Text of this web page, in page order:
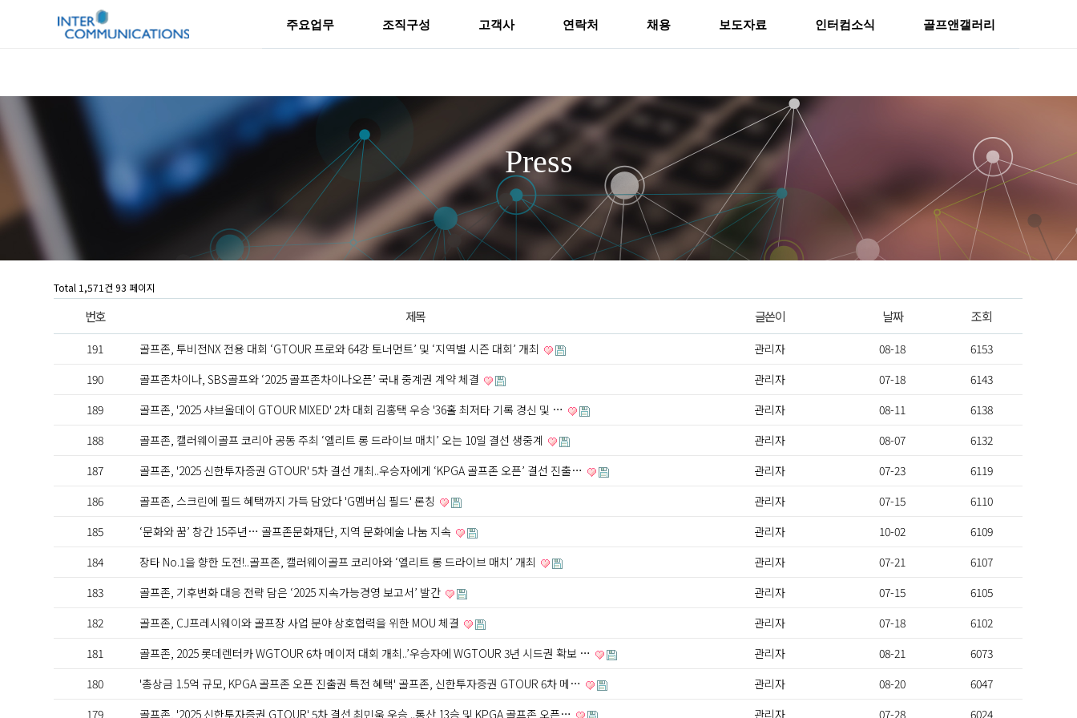
주요업무 조직구성 고객사 연락처 채용 보도자료 인터컴소식 골프앤갤러리
Press
Total 1,571건 93 페이지
번호 제목 글쓴이 날짜 조회
191 골프존, 투비전NX 전용 대회 ‘GTOUR 프로와 64강 토너먼트’ 및 ‘지역별 시즌 대회’ 개최 관리자 08-18
6153
190
골프존차이나, SBS골프와 ‘2025 골프존차이나오픈’ 국내 중계권 계약 체결 관리자 07-18
6143
189
골프존, '2025 샤브올데이 GTOUR MIXED' 2차 대회 김홍택 우승 '36홀 최저타 기록 경신 및 … 관리자 08-11
6138
188
골프존, 캘러웨이골프 코리아 공동 주최 ‘엘리트 롱 드라이브 매치’ 오는 10일 결선 생중계 관리자 08-07
6132
187
골프존, '2025 신한투자증권 GTOUR' 5차 결선 개최..우승자에게 ‘KPGA 골프존 오픈’ 결선 진출… 관리자 07-23
6119
186
골프존, 스크린에 필드 혜택까지 가득 담았다 'G멤버십 필드' 론칭 관리자 07-15
6110
185
‘문화와 꿈’ 창간 15주년… 골프존문화재단, 지역 문화예술 나눔 지속 관리자 10-02
6109
184
장타 No.1을 향한 도전!..골프존, 캘러웨이골프 코리아와 ‘엘리트 롱 드라이브 매치’ 개최 관리자 07-21
6107
183
골프존, 기후변화 대응 전략 담은 ‘2025 지속가능경영 보고서’ 발간 관리자 07-15
6105
182
골프존, CJ프레시웨이와 골프장 사업 분야 상호협력을 위한 MOU 체결 관리자 07-18
6102
181
골프존, 2025 롯데렌터카 WGTOUR 6차 메이저 대회 개최..’우승자에 WGTOUR 3년 시드권 확보 … 관리자 08-21
6073
180
'총상금 1.5억 규모, KPGA 골프존 오픈 진출권 특전 혜택' 골프존, 신한투자증권 GTOUR 6차 메… 관리자 08-20
6047
179
골프존, '2025 신한투자증권 GTOUR' 5차 결선 최민욱 우승 ..통산 13승 및 KPGA 골프존 오픈… 관리자 07-28 6024